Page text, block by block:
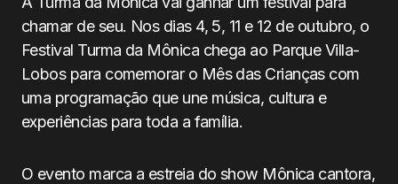
chamar de seu. Nos dias 4, 5, 11 e 12 de outubro, o
Festival Turma da Mônica chega ao Parque Villa-
Lobos para comemorar o Mês das Crianças com
uma programação que une música, cultura e
experiências para toda a família.
O evento marca a estreia do show Mônica cantora,